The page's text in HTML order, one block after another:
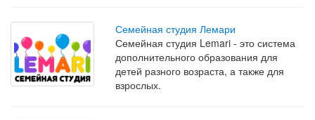
Семейная студия Лемари
Семейная студия Lemari - это система
дополнительного образования для
детей разного возраста, а также для
взрослых.